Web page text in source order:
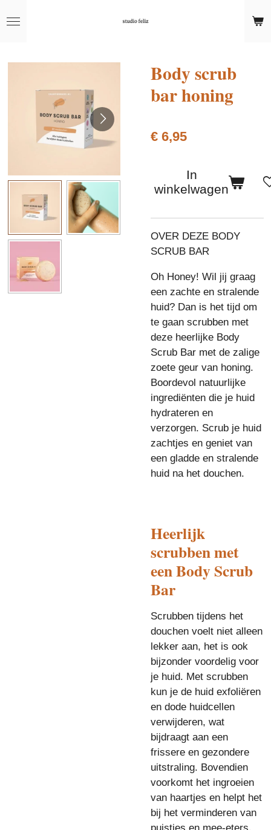
direct
Body scrub
bar honing
€ 6,95
In
winkelwagen
OVER DEZE BODY
SCRUB BAR
Oh Honey! Wil jij graag
een zachte en stralende
huid? Dan is het tijd om
te gaan scrubben met
deze heerlijke Body
Scrub Bar met de zalige
zoete geur van honing.
Boordevol natuurlijke
ingrediënten die je huid
hydrateren en
verzorgen. Scrub je huid
zachtjes en geniet van
een gladde en stralende
huid na het douchen.
Heerlijk
scrubben met
een Body Scrub
Bar
Scrubben tijdens het
douchen voelt niet alleen
lekker aan, het is ook
bijzonder voordelig voor
je huid. Met scrubben
kun je de huid exfoliëren
en dode huidcellen
verwijderen, wat
bijdraagt aan een
frissere en gezondere
uitstraling. Bovendien
voorkomt het ingroeien
van haartjes en helpt het
bij het verminderen van